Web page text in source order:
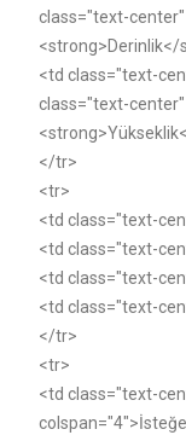
class="text-
<td class="text-
class="text-
</tr>
<tr>
<td class="text-
<td class="text-
<td class="text-
<td class="text-
</tr>
<tr>
<td class="text-